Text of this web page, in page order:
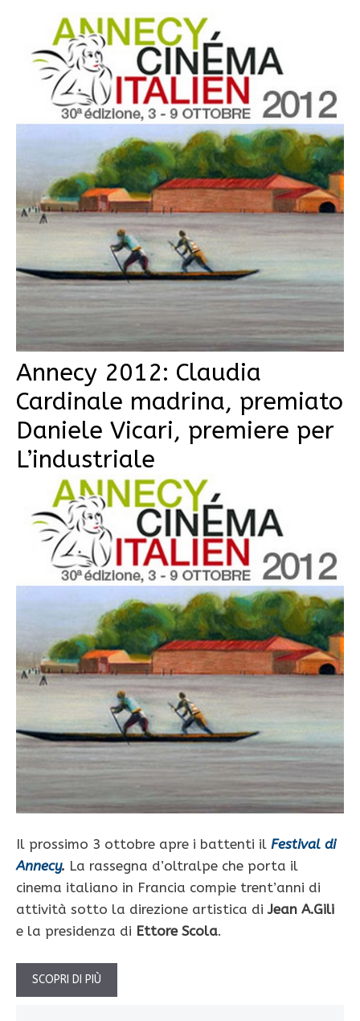
Annecy 2012: Claudia
Cardinale madrina, premiato
Daniele Vicari, premiere per
L’industriale
Il prossimo 3 ottobre apre i battenti il Festival di
Annecy. La rassegna d’oltralpe che porta il
cinema italiano in Francia compie trent’anni di
attività sotto la direzione artistica diJean A.Gili
e la presidenza di Ettore Scola.
SCOPRI DI PIÙ